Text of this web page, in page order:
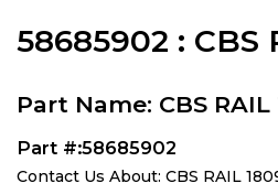
58685902 : CBS
Part Name: CBS RAIL
Part #:58685902
Contact Us About: CBS RAIL